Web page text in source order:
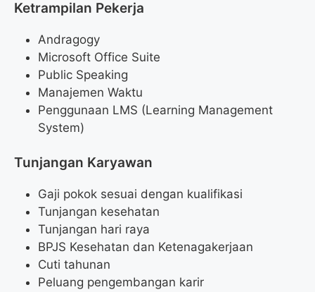
Ketrampilan Pekerja
Andragogy
Microsoft Office Suite
Public Speaking
Manajemen Waktu
Penggunaan LMS (Learning Management
System)
Tunjangan Karyawan
Gaji pokok sesuai dengan kualifikasi
Tunjangan kesehatan
Tunjangan hari raya
BPJS Kesehatan dan Ketenagakerjaan
Cuti tahunan
Peluang pengembangan karir